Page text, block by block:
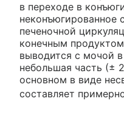
в переходе в
неконъюгированное
печеночной
конечным
выводится с мочой
небольшая часть (±
основном в виде
составляет